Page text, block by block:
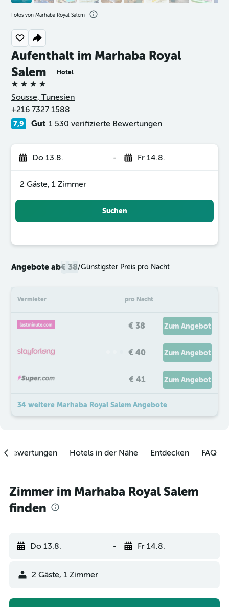
Aufenthalt im Marhaba Royal
Salem
Hotel
4 Sterne
Sousse, Tunesien
+216 7327 1588
7,9 Gut 1 530 verifizierte Bewertungen
Do 13.8. - Fr 14.8.
2 Gäste, 1 Zimmer
Suchen
Angebote ab€ 38/Günstigster Preis pro Nacht
Vermieter pro Nacht
€ 38 Zum Angebot
€ 40 Zum Angebot
€ 41 Zum Angebot
34 weitere Marhaba Royal Salem Angebote
Fotos von Marhaba Royal Salem
Hotels in der Nähe Entdecken FAQ
Zimmer im Marhaba Royal Salem
finden
Do 13.8. - Fr 14.8.
2 Gäste, 1 Zimmer